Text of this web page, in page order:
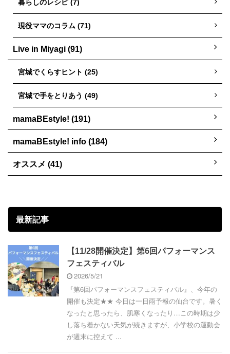
暮らしのレシピ (7)
現役ママのコラム (71)
Live in Miyagi (91)
宮城でくらすヒント (25)
宮城で手をとりあう (49)
mamaBEstyle! (191)
mamaBEstyle! info (184)
オススメ (41)
最新記事
【11/28開催決定】第6回パフォーマンス
フェスティバル
2026/5/21
『第6回パフォーマンスフェスティバル』、今年の
開催も決定★★ 今日は一日雨予報の仙台です。暑く
なったと思ったら、肌寒くなったり…この時期は少
し落ち着かない天気が続きますが、小学校の運動会
が週末に控えて ...